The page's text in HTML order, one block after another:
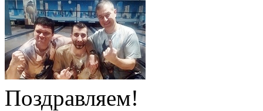
Поздравляем!